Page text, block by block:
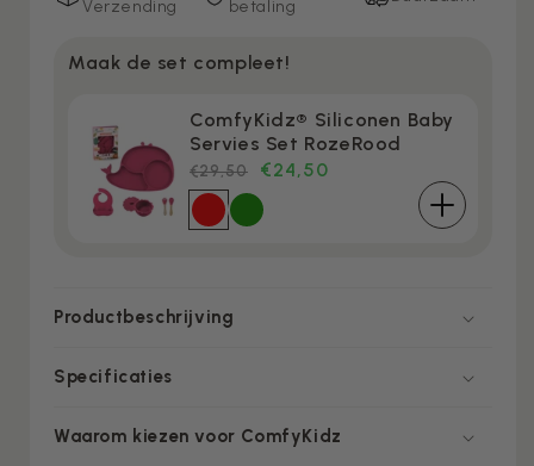
Verzending
betaling
Maak de set compleet!
ComfyKidz® Siliconen Baby
Servies Set RozeRood
gekozen
€24,50
€29,50
Productbeschrijving
Specificaties
Waarom kiezen voor ComfyKidz